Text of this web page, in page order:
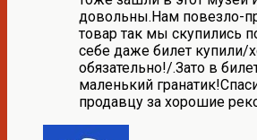
довольны.Нам повезло-
товар так мы скупились
себе даже билет купили/
обязательно!/.Зато в
маленький
продавцу за хорошие